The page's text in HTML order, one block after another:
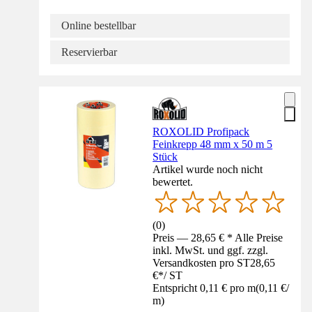
Online bestellbar
Reservierbar
ROXOLID Profipack
Feinkrepp 48 mm x 50 m 5
Stück
Artikel wurde noch nicht
bewertet.
(0)
Preis — 28,65 € * Alle Preise
inkl. MwSt. und ggf. zzgl.
Versandkosten pro ST28,65
€*/ ST
Entspricht 0,11 € pro m(0,11 €/
m)